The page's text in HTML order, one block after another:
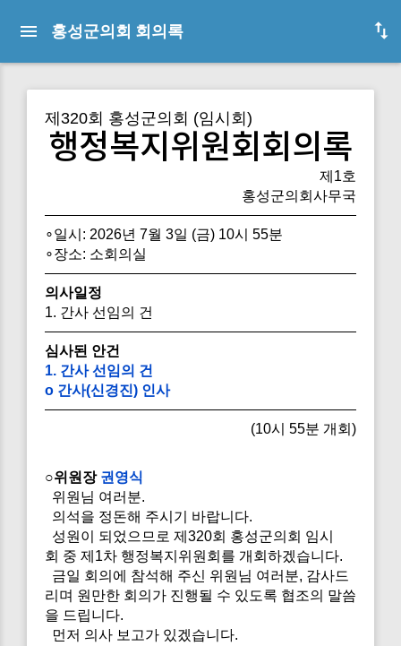
홍성군의회 회의록
제320회 홍성군의회 (임시회)
행정복지위원회회의록
제1호
홍성군의회사무국
∘일시: 2026년 7월 3일 (금) 10시 55분
∘장소: 소회의실
의사일정
1. 간사 선임의 건
심사된 안건
1. 간사 선임의 건
o 간사(신경진) 인사
(10시 55분 개회)
○위원장 권영식
위원님 여러분.
의석을 정돈해 주시기 바랍니다.
성원이 되었으므로 제320회 홍성군의회 임시
회 중 제1차 행정복지위원회를 개회하겠습니다.
금일 회의에 참석해 주신 위원님 여러분, 감사드
리며 원만한 회의가 진행될 수 있도록 협조의 말씀
을 드립니다.
먼저 의사 보고가 있겠습니다.